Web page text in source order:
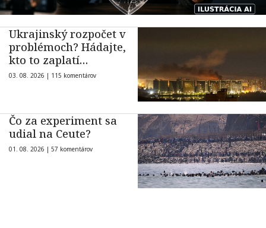
Ukrajinský rozpočet v
problémoch? Hádajte,
kto to zaplatí…
03. 08. 2026 | 115 komentárov
Čo za experiment sa
udial na Ceute?
01. 08. 2026 | 57 komentárov